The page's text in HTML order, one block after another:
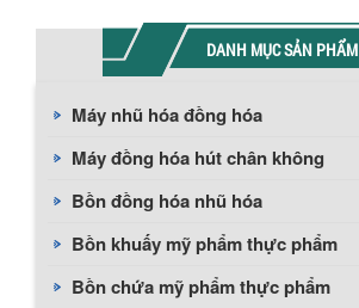
DANH MỤC SẢN PHẨM
Máy nhũ hóa đồng hóa
Máy đồng hóa hút chân không
Bồn đồng hóa nhũ hóa
Bồn khuấy mỹ phẩm thực phẩm
Bồn chứa mỹ phẩm thực phẩm